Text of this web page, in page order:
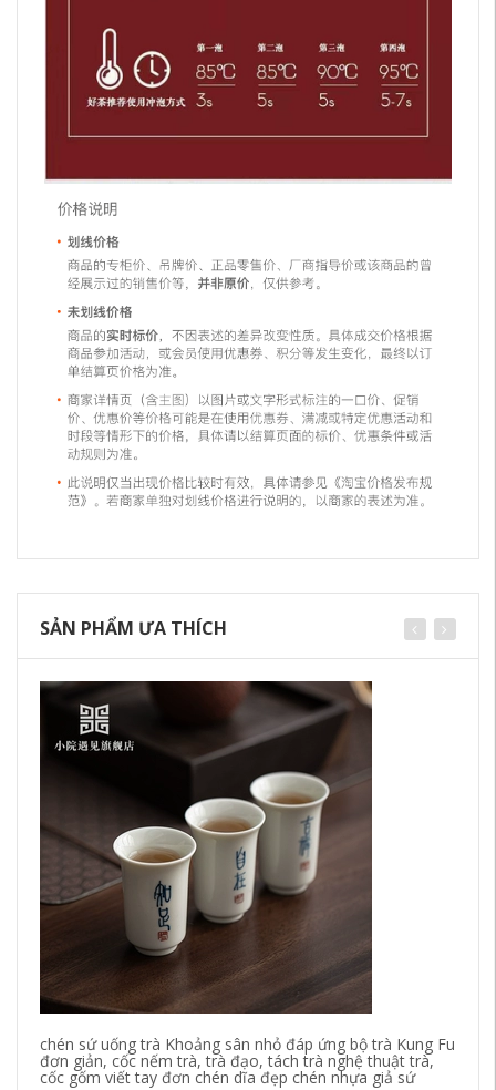
SẢN PHẨM ƯA THÍCH
chén sứ uống trà Khoảng sân nhỏ đáp ứng bộ trà Kung Fu
đơn giản, cốc nếm trà, trà đạo, tách trà nghệ thuật trà,
cốc gốm viết tay đơn chén dĩa đẹp chén nhựa giả sứ